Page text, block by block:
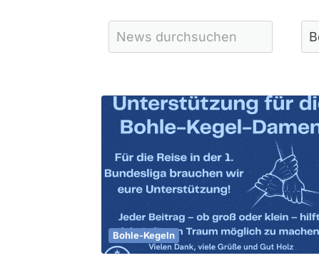
Bohle-Kegeln
030-4262111